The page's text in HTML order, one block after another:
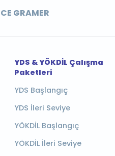
GRAMER
YDS & YÖKDİL Çalışma
Paketleri
YDS Başlangıç
YDS İleri Seviye
YÖKDİL Başlangıç
YÖKDİL İleri Seviye